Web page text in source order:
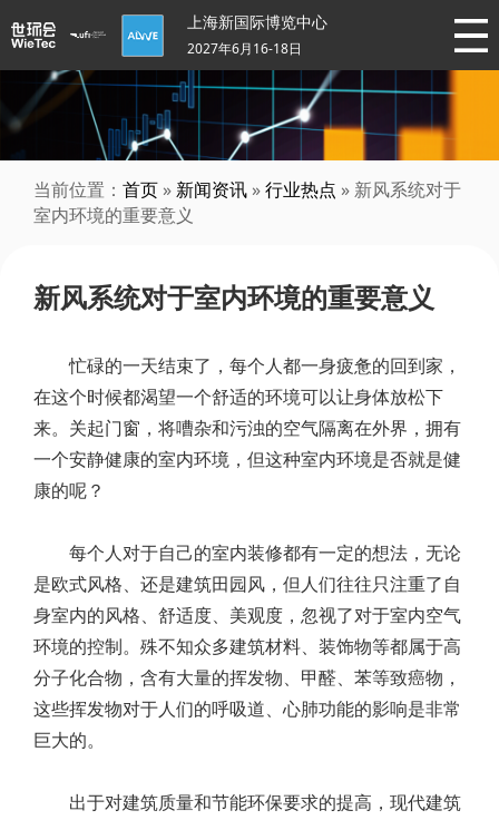
上海新国际博览中心
2027年6月16-18日
当前位置： 首页 » 新闻资讯 »行业热点 » 新风系统对于
室内环境的重要意义
新风系统对于室内环境的重要意义
忙碌的一天结束了，每个人都一身疲惫的回到家，
在这个时候都渴望一个舒适的环境可以让身体放松下
来。关起门窗，将嘈杂和污浊的空气隔离在外界，拥有
一个安静健康的室内环境，但这种室内环境是否就是健
康的呢？
每个人对于自己的室内装修都有一定的想法，无论
是欧式风格、还是建筑田园风，但人们往往只注重了自
身室内的风格、舒适度、美观度，忽视了对于室内空气
环境的控制。殊不知众多建筑材料、装饰物等都属于高
分子化合物，含有大量的挥发物、甲醛、苯等致癌物，
这些挥发物对于人们的呼吸道、心肺功能的影响是非常
巨大的。
出于对建筑质量和节能环保要求的提高，现代建筑